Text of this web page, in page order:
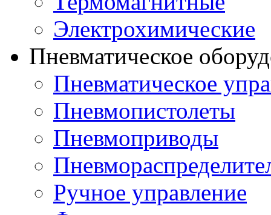
Электрохимические
Пневматическое
Пневматическое
Пневмопистолеты
Пневмоприводы
Ручное управление